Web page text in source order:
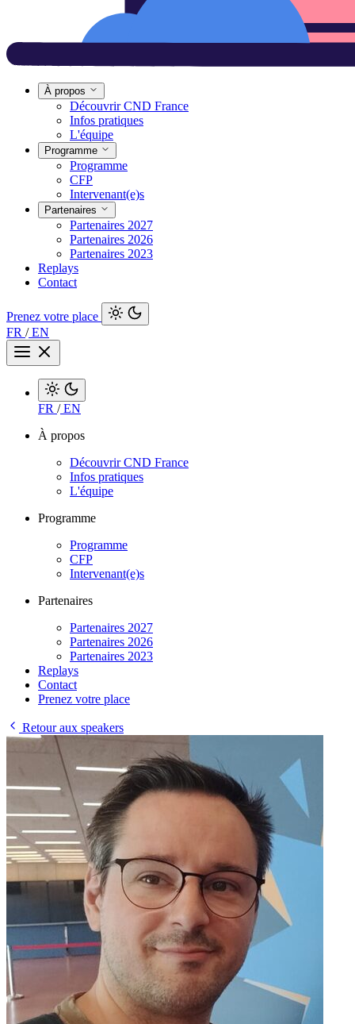
À propos
Découvrir CND France
Infos pratiques
L'équipe
Programme
Programme
CFP
Intervenant(e)s
Partenaires
Partenaires 2027
Partenaires 2026
Partenaires 2023
Replays
Contact
Prenez votre place
FR /EN
FR /EN
À propos
Découvrir CND France
Infos pratiques
L'équipe
Programme
Programme
CFP
Intervenant(e)s
Partenaires
Partenaires 2027
Partenaires 2026
Partenaires 2023
Replays
Contact
Prenez votre place
Retour aux speakers